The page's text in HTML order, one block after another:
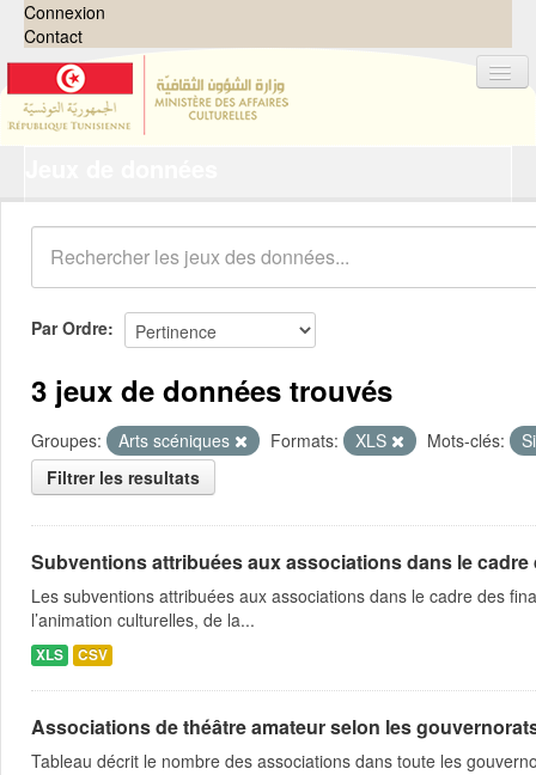
Connexion
Contact
Organisations
Groupes
Demandes 0
À propos
Par Ordre
3 jeux de données trouvés
Groupes: Arts scéniques Formats: XLS Mots-clés:
Filtrer les resultats
Subventions attribuées aux associations dans le
Les subventions attribuées aux associations dans le cadre des
l’animation culturelles, de la...
XLS CSV
Associations de théâtre amateur selon les
Tableau décrit le nombre des associations dans toute les